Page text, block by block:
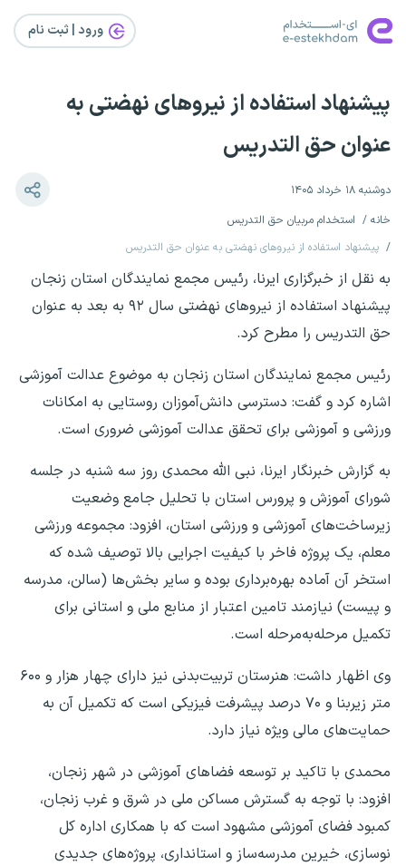
ورود | ثبت‌ نام
پیشنهاد استفاده از نیروهای نهضتی به
عنوان حق التدریس
دوشنبه ۱۸ خرداد ۱۴۰۵
خانه
استخدام مربیان حق التدریس
پیشنهاد استفاده از نیروهای نهضتی به عنوان حق التدریس
به نقل از خبرگزاری ایرنا، رئیس مجمع نمایندگان استان زنجان
پیشنهاد استفاده از نیروهای نهضتی سال ۹۲ به بعد به عنوان
حق التدریس را مطرح کرد.
رئیس مجمع نمایندگان استان زنجان به موضوع عدالت آموزشی
اشاره کرد و گفت: دسترسی دانش‌آموزان روستایی به امکانات
ورزشی و آموزشی برای تحقق عدالت آموزشی‌ ضروری است.
به گزارش خبرنگار ایرنا، نبی الله محمدی روز سه شنبه در جلسه
شورای آموزش و پرورس استان با تحلیل جامع وضعیت
زیرساخت‌های آموزشی و ورزشی استان، افزود: مجموعه ورزشی
معلم، یک پروژه فاخر با کیفیت اجرایی بالا توصیف شده که
استخر آن آماده بهره‌برداری بوده و سایر بخش‌ها (سالن، مدرسه
و پیست) نیازمند تامین اعتبار از منابع ملی و استانی برای
تکمیل مرحله‌به‌مرحله است.
وی اظهار داشت: هنرستان تربیت‌بدنی نیز دارای چهار هزار و ۶۰۰
متر زیربنا و ۷۰ درصد پیشرفت فیزیکی است که تکمیل آن به
حمایت‌های مالی ویژه نیاز دارد.
محمدی با تاکید بر توسعه فضاهای آموزشی در شهر زنجان،
افزود: با توجه به گسترش مساکن ملی در شرق و غرب زنجان،
کمبود فضای آموزشی مشهود است که با همکاری اداره کل
نوسازی، خیرین مدرسه‌ساز و استانداری، پروژه‌های جدیدی